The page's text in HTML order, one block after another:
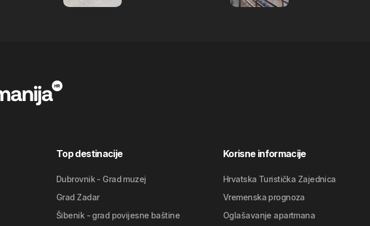
Top destinacije
Dubrovnik - Grad muzej
Grad Zadar
Šibenik - grad povijesne baštine
Korisne informacije
Hrvatska Turistička Zajednica
Vremenska prognoza
Oglašavanje apartmana